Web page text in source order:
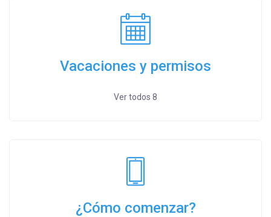
Vacaciones y permisos
Ver todos 8
¿Cómo comenzar?